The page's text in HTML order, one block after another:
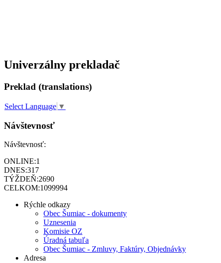
Univerzálny prekladač
Preklad (translations)
Select Language ▼
Návštevnosť
Návštevnosť:
ONLINE:1
DNES:317
TÝŽDEŇ:2690
CELKOM:1099994
Rýchle odkazy
Obec Šumiac - dokumenty
Uznesenia
Komisie OZ
Úradná tabuľa
Obec Šumiac - Zmluvy, Faktúry, Objednávky
Adresa